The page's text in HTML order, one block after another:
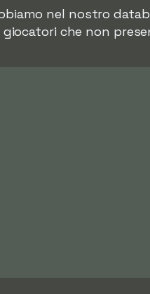
nel nostro
che non